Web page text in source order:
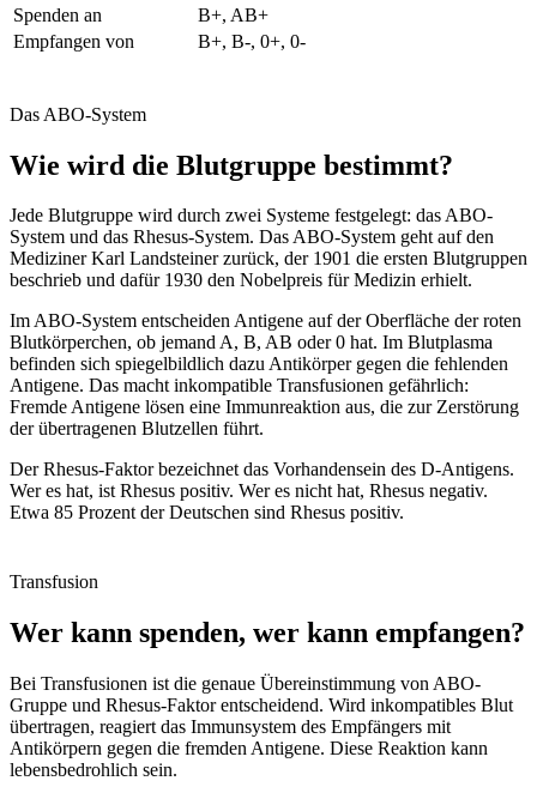
Spenden an
B+, AB+
Empfangen von
B+, B-, 0+, 0-
Das ABO-System
Wie wird die Blutgruppe bestimmt?
Jede Blutgruppe wird durch zwei Systeme festgelegt: das ABO-
System und das Rhesus-System. Das ABO-System geht auf den
Mediziner Karl Landsteiner zurück, der 1901 die ersten Blutgruppen
beschrieb und dafür 1930 den Nobelpreis für Medizin erhielt.
Im ABO-System entscheiden Antigene auf der Oberfläche der roten
Blutkörperchen, ob jemand A, B, AB oder 0 hat. Im Blutplasma
befinden sich spiegelbildlich dazu Antikörper gegen die fehlenden
Antigene. Das macht inkompatible Transfusionen gefährlich:
Fremde Antigene lösen eine Immunreaktion aus, die zur Zerstörung
der übertragenen Blutzellen führt.
Der Rhesus-Faktor bezeichnet das Vorhandensein des D-Antigens.
Wer es hat, ist Rhesus positiv. Wer es nicht hat, Rhesus negativ.
Etwa 85 Prozent der Deutschen sind Rhesus positiv.
Transfusion
Wer kann spenden, wer kann empfangen?
Bei Transfusionen ist die genaue Übereinstimmung von ABO-
Gruppe und Rhesus-Faktor entscheidend. Wird inkompatibles Blut
übertragen, reagiert das Immunsystem des Empfängers mit
Antikörpern gegen die fremden Antigene. Diese Reaktion kann
lebensbedrohlich sein.